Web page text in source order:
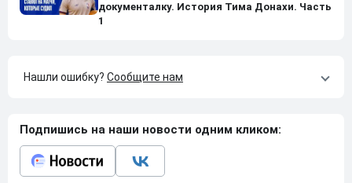
документалку. История Тима Донахи. Часть
1
Нашли ошибку? Сообщите нам
Подпишись на наши новости одним кликом: